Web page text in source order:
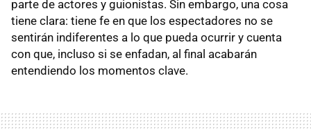
parte de actores y guionistas. Sin embargo, una cosa
tiene clara: tiene fe en que los espectadores no se
sentirán indiferentes a lo que pueda ocurrir y cuenta
con que, incluso si se enfadan, al final acabarán
entendiendo los momentos clave.